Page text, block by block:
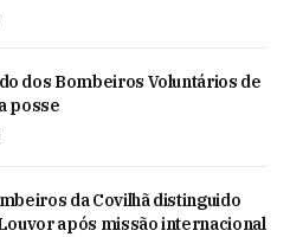
dos Bombeiros Voluntários de
posse
da Covilhã distinguido
após missão internacional